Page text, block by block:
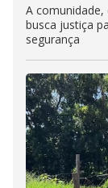
A comunidade,
busca justiça
segurança